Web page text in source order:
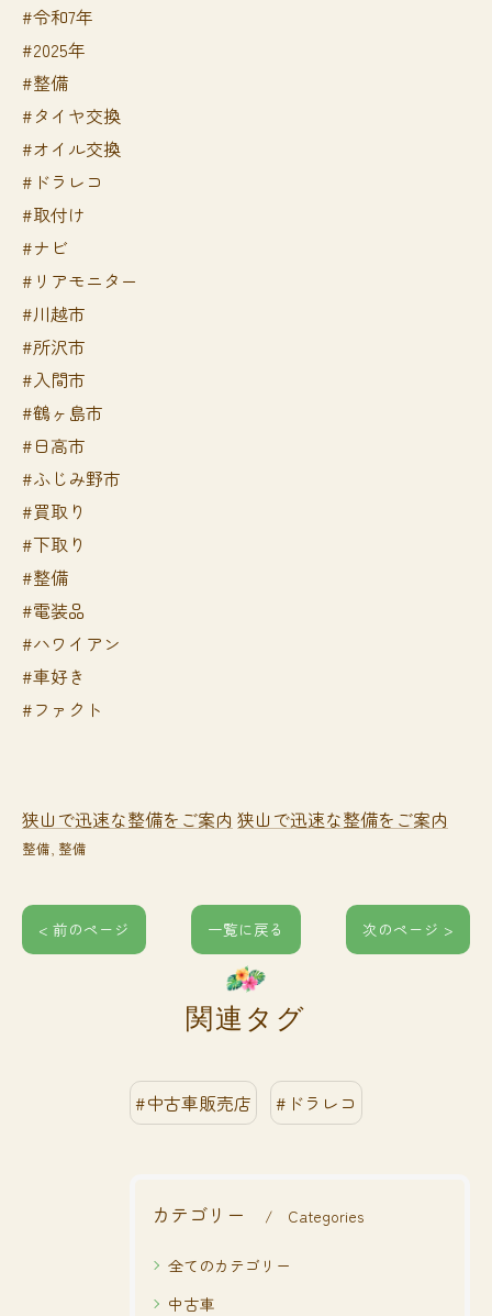
#令和7年
#2025年
#整備
#タイヤ交換
#オイル交換
#ドラレコ
#取付け
#ナビ
#リアモニター
#川越市
#所沢市
#入間市
#鶴ヶ島市
#日高市
#ふじみ野市
#買取り
#下取り
#整備
#電装品
#ハワイアン
#車好き
#ファクト
狭山で迅速な整備をご案内 狭山で迅速な整備をご案内
整備 整備
< 前のページ 一覧に戻る 次のページ >
関連タグ
#中古車販売店 #ドラレコ
カテゴリー Categories
全てのカテゴリー
中古車